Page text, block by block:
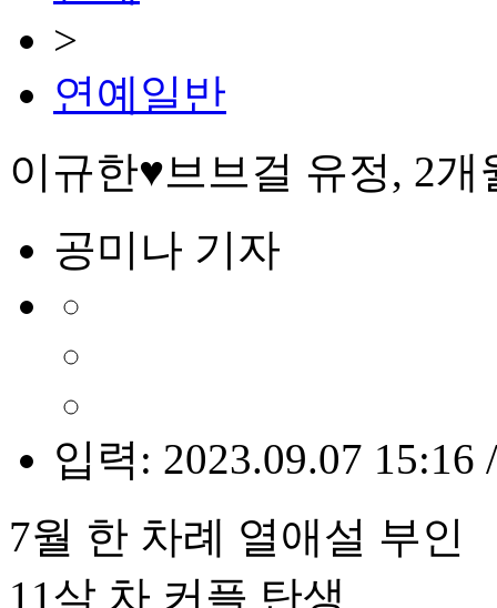
>
연예일반
이규한♥브브걸 유정, 2
공미나 기자
입력: 2023.09.07 15:16
7월 한 차례 열애설 부인
11살 차 커플 탄생